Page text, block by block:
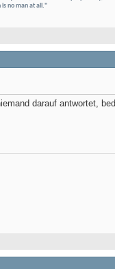
no man at all."
darauf antwortet,